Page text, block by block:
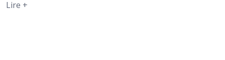
Lire +